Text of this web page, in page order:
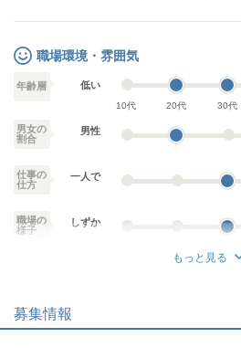
職場環境・雰囲気
年齢層 低い
10代 20代 30代
男女の
割合
男性
仕事の
仕方
一人で
職場の
様子
しずか
個性が生かせる
もっと見る
募集情報